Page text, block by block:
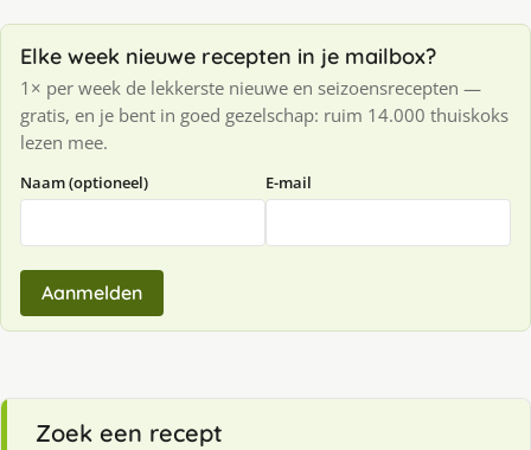
Elke week nieuwe recepten in je mailbox?
1× per week de lekkerste nieuwe en seizoensrecepten —
gratis, en je bent in goed gezelschap: ruim 14.000 thuiskoks
lezen mee.
Naam (optioneel) E-mail
Aanmelden
Zoek een recept